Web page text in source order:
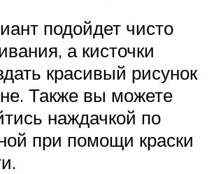
подойдет чисто
а кисточки
красивый рисунок
Также вы можете
наждачкой по
при помощи краски